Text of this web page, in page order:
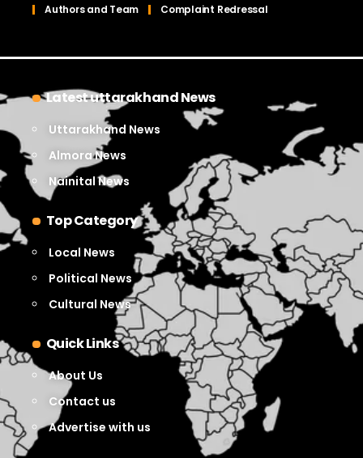
Authors and Team Complaint Redressal
Latest uttarakhand News
Uttarakhand News
Almora News
Nainital News
Top Category
Local News
Political News
Cultural News
Quick Links
About Us
Contact us
Advertise with us